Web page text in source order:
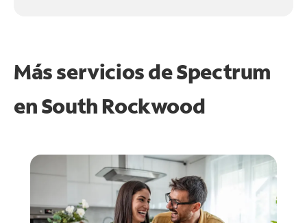
Más servicios de Spectrum
enSouth Rockwood